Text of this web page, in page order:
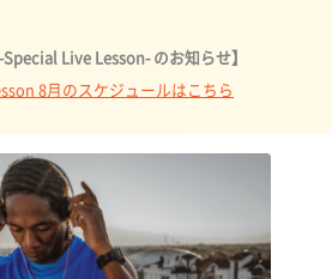
-Special Live Lesson- のお知らせ】
8月のスケジュールはこちら